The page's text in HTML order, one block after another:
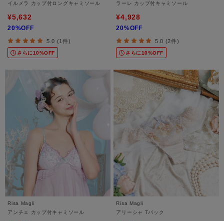
イルメラ カップ付ロングキャミソール
¥5,632
20%OFF
5.0 (1件)
さらに10%OFF
ラーレ カップ付キャミソール
¥4,928
20%OFF
5.0 (2件)
さらに10%OFF
Risa Magli
アンチェ カップ付キャミソール
Risa Magli
アリーシャ Tバック